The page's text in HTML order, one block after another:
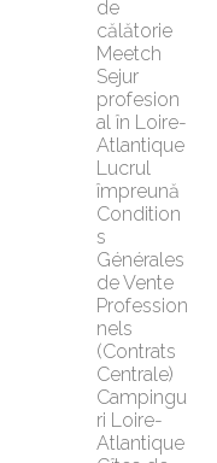
de
călătorie
Meetch
Sejur
profesion
al în Loire-
Atlantique
Lucrul
împreună
Condition
s
Générales
de Vente
Profession
nels
(Contrats
Centrale)
Campingu
ri Loire-
Atlantique